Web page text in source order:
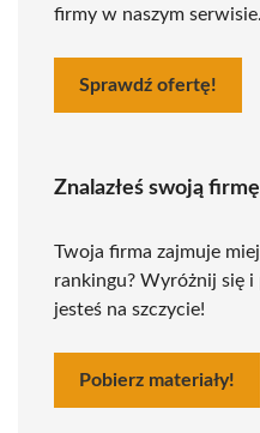
firmy w naszym serwisie.
Sprawdź ofertę!
Znalazłeś swoją
Twoja firma zajmuje
rankingu? Wyróżnij się
jesteś na szczycie!
Pobierz materiały!